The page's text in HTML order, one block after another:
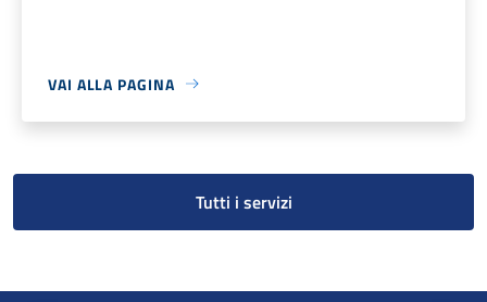
VAI ALLA PAGINA
Tutti i servizi